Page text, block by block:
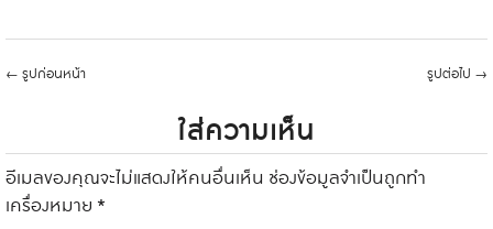
← รูปก่อนหน้า รูปต่อไป →
ใส่ความเห็น
อีเมลของคุณจะไม่แสดงให้คนอื่นเห็น ช่องข้อมูลจำเป็นถูกทำ
เครื่องหมาย *